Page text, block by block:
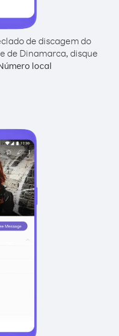
de discagem do
de Dinamarca, disque
local